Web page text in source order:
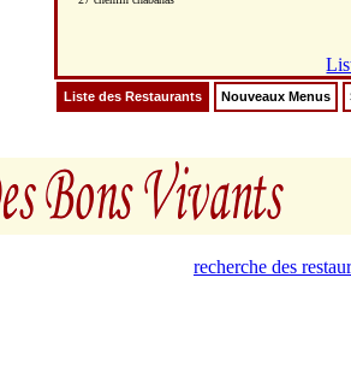
Liste des Restaurants Nouveaux Menus
recherche des